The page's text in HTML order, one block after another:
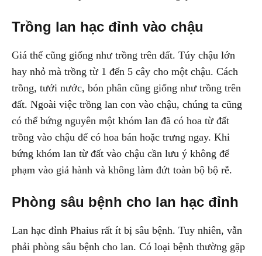
Trồng lan hạc đỉnh vào chậu
Giá thể cũng giống như trồng trên đất. Túy chậu lớn
hay nhỏ mà trồng từ 1 đến 5 cây cho một chậu. Cách
trồng, tưới nước, bón phân cũng giống như trồng trên
đất. Ngoài việc trồng lan con vào chậu, chúng ta cũng
có thể bứng nguyên một khóm lan đã có hoa từ đất
trồng vào chậu để có hoa bán hoặc trưng ngay. Khi
bứng khóm lan từ đất vào chậu cần lưu ý không để
phạm vào giả hành và không làm đứt toàn bộ bộ rễ.
Phòng sâu bệnh cho lan hạc đỉnh
Lan hạc đỉnh Phaius rất ít bị sâu bệnh. Tuy nhiên, vẫn
phải phòng sâu bệnh cho lan. Có loại bệnh thường gặp